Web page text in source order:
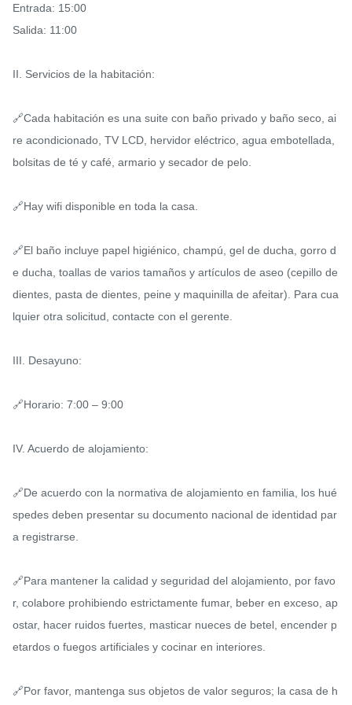
Entrada: 15:00
Salida: 11:00
II. Servicios de la habitación:
🔗Cada habitación es una suite con baño privado y baño seco, ai
re acondicionado, TV LCD, hervidor eléctrico, agua embotellada,
bolsitas de té y café, armario y secador de pelo.
🔗Hay wifi disponible en toda la casa.
🔗El baño incluye papel higiénico, champú, gel de ducha, gorro d
e ducha, toallas de varios tamaños y artículos de aseo (cepillo de
dientes, pasta de dientes, peine y maquinilla de afeitar). Para cua
lquier otra solicitud, contacte con el gerente.
III. Desayuno:
🔗Horario: 7:00 – 9:00
IV. Acuerdo de alojamiento:
🔗De acuerdo con la normativa de alojamiento en familia, los hué
spedes deben presentar su documento nacional de identidad par
a registrarse.
🔗Para mantener la calidad y seguridad del alojamiento, por favo
r, colabore prohibiendo estrictamente fumar, beber en exceso, ap
ostar, hacer ruidos fuertes, masticar nueces de betel, encender p
etardos o fuegos artificiales y cocinar en interiores.
🔗Por favor, mantenga sus objetos de valor seguros; la casa de h